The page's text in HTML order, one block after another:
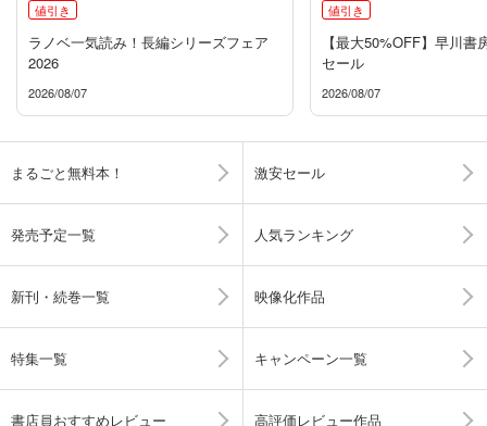
値引き
ラノベ一気読み！長編シリーズフェア
2026
2026/08/07
値引き
【最大50%OFF】早川書
セール
2026/08/07
まるごと無料本！ 激安セール
発売予定一覧 人気ランキング
新刊・続巻一覧 映像化作品
特集一覧 キャンペーン一覧
書店員おすすめレビュー 高評価レビュー作品